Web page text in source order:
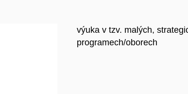
výuka v tzv. malých,
programech/oborech